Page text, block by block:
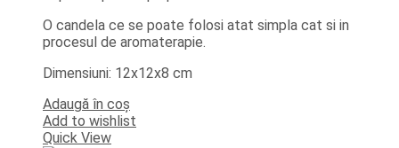
O candela ce se poate folosi atat simpla cat si in
procesul de aromaterapie.
Dimensiuni: 12x12x8 cm
Adaugă în coș
Add to wishlist
Quick View